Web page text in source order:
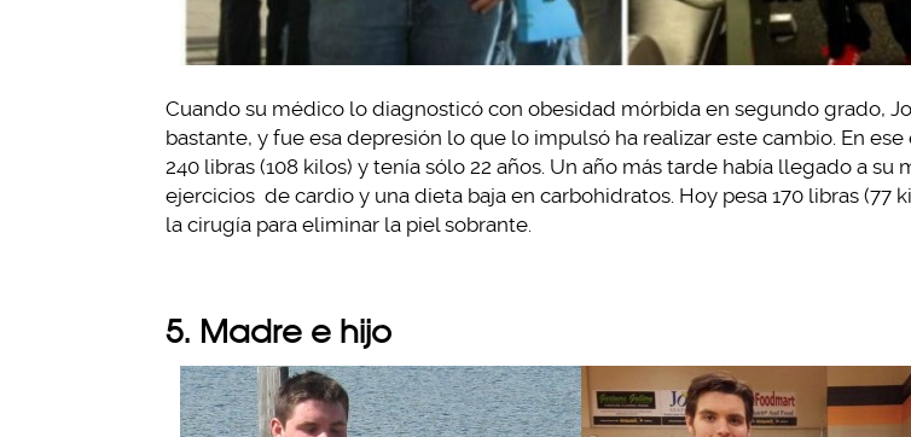
Cuando su médico lo diagnosticó con obesidad mórbida en segundo grado,
bastante, y fue esa depresión lo que lo impulsó ha realizar este cambio. En
240 libras (108 kilos) y tenía sólo 22 años. Un año más tarde había llegado a su
ejercicios de cardio y una dieta baja en carbohidratos. Hoy pesa 170 libras (77
la cirugía para eliminar la piel sobrante.
5. Madre e hijo